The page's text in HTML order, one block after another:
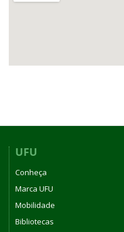
UFU
Conheça
Marca UFU
Mobilidade
Bibliotecas